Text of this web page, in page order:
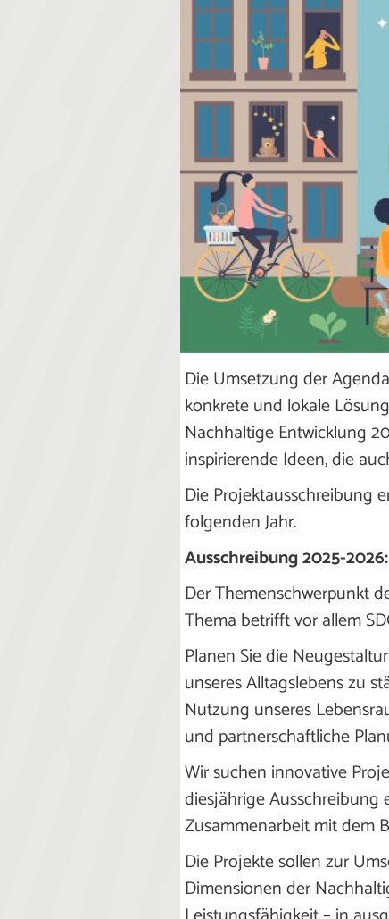
Die Umsetzung der
konkrete und lokale
Nachhaltige Entwicklung
inspirierende Ideen, die
Die Projektausschreibung
folgenden Jahr.
Ausschreibung 2025-
Der Themenschwerpunkt
Thema betrifft vor allem
Planen Sie die
unseres Alltagslebens zu
Nutzung unseres
und partnerschaftliche
Wir suchen innovative
diesjährige
Zusammenarbeit mit dem
Die Projekte sollen zur
Dimensionen der